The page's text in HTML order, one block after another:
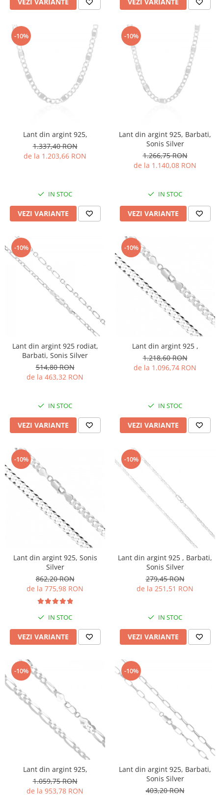
-10%
Lant din argint 925,
1.337,40 RON
de la 1.203,66 RON
IN STOC
VEZI VARIANTE
-10%
Lant din argint 925, Barbati,
Sonis Silver
1.266,75 RON
de la 1.140,08 RON
IN STOC
VEZI VARIANTE
-10%
Lant din argint 925 rodiat,
Barbati, Sonis Silver
514,80 RON
de la 463,32 RON
IN STOC
VEZI VARIANTE
-10%
Lant din argint 925 ,
1.218,60 RON
de la 1.096,74 RON
IN STOC
VEZI VARIANTE
-10%
Lant din argint 925, Sonis
Silver
862,20 RON
de la 775,98 RON
IN STOC
VEZI VARIANTE
-10%
Lant din argint 925 , Barbati,
Sonis Silver
279,45 RON
de la 251,51 RON
IN STOC
VEZI VARIANTE
-10%
Lant din argint 925,
1.059,75 RON
de la 953,78 RON
-10%
Lant din argint 925, Barbati,
Sonis Silver
403,20 RON